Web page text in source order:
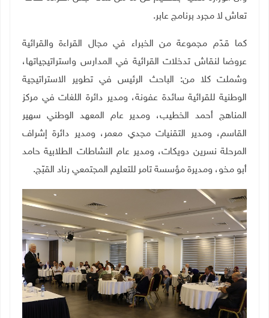
تعاش لا مجرد برنامج عابر.
كما قدّم مجموعة من الخبراء في مجال القراءة والقرائية
عروضا لنقاش تدخلات القرائية في المدارس واستراتيجياتها،
وشملت كلا من: الباحث الرئيس في تطوير الاستراتيجية
الوطنية للقرائية سائدة عفونة، ومدير دائرة اللغات في مركز
المناهج أحمد الخطيب، ومدير عام المعهد الوطني سهير
القاسم، ومدير التقنيات مجدي معمر، ومدير دائرة إشراف
المرحلة نسرين دويكات، ومدير عام النشاطات الطلابية حامد
أبو مخو، ومديرة مؤسسة تامر للتعليم المجتمعي رناد القبّج.